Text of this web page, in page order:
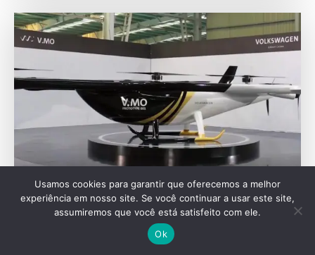
ENGENHARIA
Volkswagen derrapa no céu: como o
ambicioso plano de carros voadores na
Usamos cookies para garantir que oferecemos a melhor
experiência em nosso site. Se você continuar a usar este site,
assumiremos que você está satisfeito com ele.
Ok